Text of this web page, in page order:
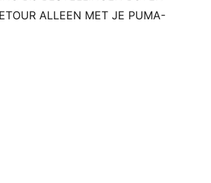
ALLEEN MET JE PUMA-